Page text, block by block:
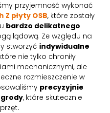
przyjemność wykonać
płyty OSB, które zostały
bardzo delikatnego
lądową. Ze względu na
stworzyć indywidualne
nie tylko chroniły
mechanicznymi, ale
rozmieszczenie w
precyzyjnie
, które skutecznie